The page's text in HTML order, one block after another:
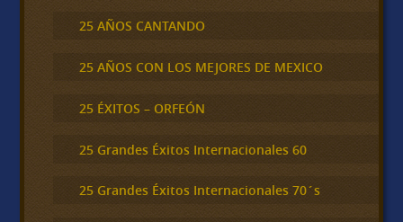
25 AÑOS CANTANDO
25 AÑOS CON LOS MEJORES DE MEXICO
25 ÉXITOS – ORFEÓN
25 Grandes Éxitos Internacionales 60
25 Grandes Éxitos Internacionales 70´s